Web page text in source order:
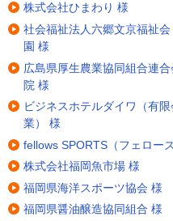
株式会社ひまわり 様
社会福祉法人六郷文京福祉
園 様
広島県厚生農業協同組合連
院 様
ビジネスホテルダイワ（有
業） 様
fellows SPORTS（フェロー
株式会社福岡魚市場 様
福岡県海洋スポーツ協会 様
福岡県醤油醸造協同組合 様